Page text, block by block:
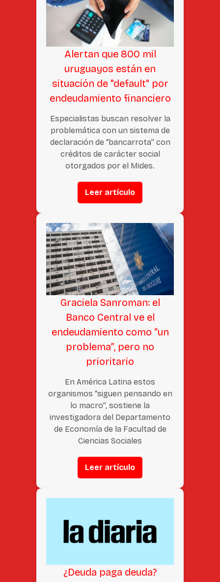
Alertan que 800 mil
uruguayos están en
situación de "default" por
endeudamiento financiero
Especialistas buscan resolver la
problemática con un sistema de
declaración de “bancarrota” con
créditos de carácter social
otorgados por el Mides.
Leer artículo
Graciela Sanroman: el
Banco Central ve el
endeudamiento como “un
problema”, pero no
prioritario
En América Latina estos
organismos “siguen pensando en
lo macro”, sostiene la
investigadora del Departamento
de Economía de la Facultad de
Ciencias Sociales
Leer artículo
¿Deuda paga deuda?